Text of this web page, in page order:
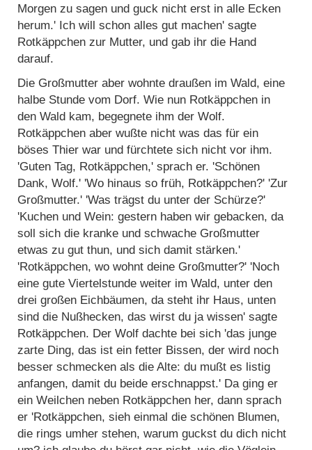
Morgen zu sagen und guck nicht erst in alle Ecken
herum.' Ich will schon alles gut machen' sagte
Rotkäppchen zur Mutter, und gab ihr die Hand
darauf.
Die Großmutter aber wohnte draußen im Wald, eine
halbe Stunde vom Dorf. Wie nun Rotkäppchen in
den Wald kam, begegnete ihm der Wolf.
Rotkäppchen aber wußte nicht was das für ein
böses Thier war und fürchtete sich nicht vor ihm.
'Guten Tag, Rotkäppchen,' sprach er. 'Schönen
Dank, Wolf.' 'Wo hinaus so früh, Rotkäppchen?' 'Zur
Großmutter.' 'Was trägst du unter der Schürze?'
'Kuchen und Wein: gestern haben wir gebacken, da
soll sich die kranke und schwache Großmutter
etwas zu gut thun, und sich damit stärken.'
'Rotkäppchen, wo wohnt deine Großmutter?' 'Noch
eine gute Viertelstunde weiter im Wald, unter den
drei großen Eichbäumen, da steht ihr Haus, unten
sind die Nußhecken, das wirst du ja wissen' sagte
Rotkäppchen. Der Wolf dachte bei sich 'das junge
zarte Ding, das ist ein fetter Bissen, der wird noch
besser schmecken als die Alte: du mußt es listig
anfangen, damit du beide erschnappst.' Da ging er
ein Weilchen neben Rotkäppchen her, dann sprach
er 'Rotkäppchen, sieh einmal die schönen Blumen,
die rings umher stehen, warum guckst du dich nicht